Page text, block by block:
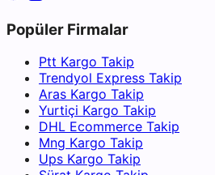
Popüler Firmalar
Ptt Kargo Takip
Trendyol Express Takip
Aras Kargo Takip
Yurtiçi Kargo Takip
DHL Ecommerce Takip
Mng Kargo Takip
Ups Kargo Takip